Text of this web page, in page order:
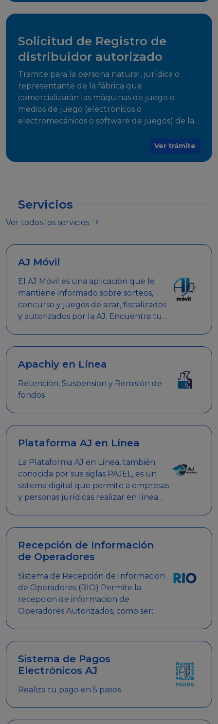
Solicitud de Registro de
distribuidor autorizado
Tramite para la persona natural, jurídica o
representante de la fábrica que
comercializarán las máquinas de juego o
medios de juego (electrónicos o
electromecánicos o software de juegos) de las
Ver trámite
Servicios
Ver todos los servicios
AJ Móvil
El AJ Móvil es una aplicación que le
mantiene informado sobre sorteos,
concurso y juegos de azar, fiscalizados
y autorizados por la AJ. Encuentra tus
clave.
Apachiy en Línea
Retención, Suspension y Remisión de
fondos
Plataforma AJ en Línea
La Plataforma AJ en Línea, también
conocida por sus siglas PAJEL, es un
sistema digital que permite a empresas
y personas jurídicas realizar en línea
Recepción de Información
de Operadores
Sistema de Recepción de Informacion
de Operadores (RIO) Permite la
recepcion de informacion de
Operadores Autorizados, como ser:
Sistema de Pagos
Electrónicos AJ
Realiza tu pago en 5 pasos